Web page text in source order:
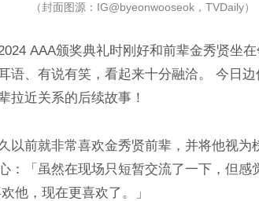
（封面图源：IG@byeonwooseok，TVDaily）
AAA颁奖典礼时刚好和前辈金秀贤坐
语、有说有笑，看起来十分融洽。 今日
拉近关系的后续故事！
以前就非常喜欢金秀贤前辈，并将他视为
：「虽然在现场只短暂交流了一下，但感
他，现在更喜欢了。」